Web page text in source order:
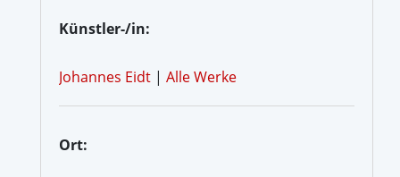
Künstler-/in:
Johannes Eidt | Alle Werke
Ort: